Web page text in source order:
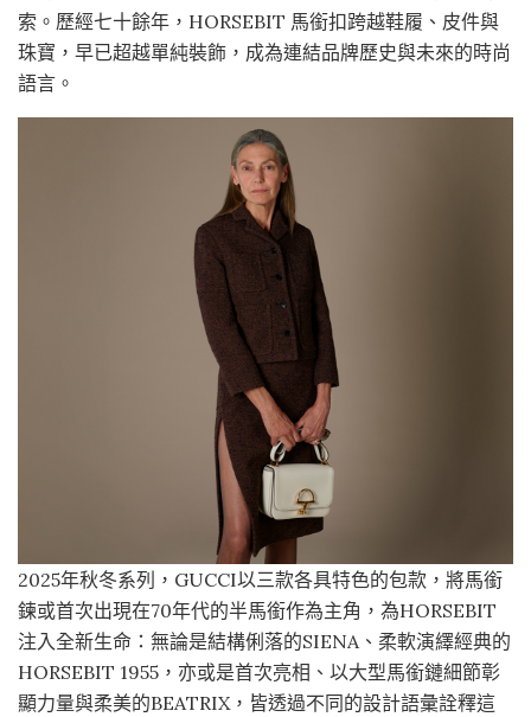
索。歷經七十餘年，HORSEBIT 馬銜扣跨越鞋履、皮件與
珠寶，早已超越單純裝飾，成為連結品牌歷史與未來的時尚
語言。
2025年秋冬系列，GUCCI以三款各具特色的包款，將馬銜
鍊或首次出現在70年代的半馬銜作為主角，為HORSEBIT
注入全新生命：無論是結構俐落的SIENA、柔軟演繹經典的
HORSEBIT 1955，亦或是首次亮相、以大型馬銜鏈細節彰
顯力量與柔美的BEATRIX，皆透過不同的設計語彙詮釋這